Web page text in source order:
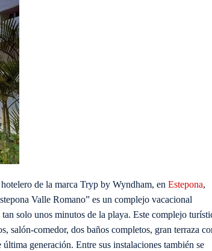
de la marca Tryp by Wyndham, en Estepona,
Valle Romano” es un complejo vacacional
solo unos minutos de la playa. Este complejo
salón-comedor, dos baños completos, gran terraza
generación. Entre sus instalaciones también se